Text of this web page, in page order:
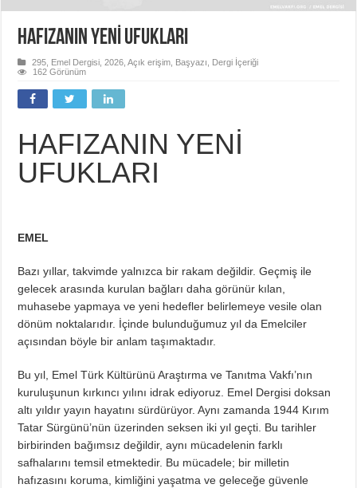
HAFIZANIN YENİ UFUKLARI
295 Emel Dergisi ,2026 ,Açık erişim Başyazı
Dergi İçeriği
162 Görünüm
HAFIZANIN YENİ
UFUKLARI
EMEL
Bazı yıllar, takvimde yalnızca bir rakam değildir. Geçmiş ile
gelecek arasında kurulan bağları daha görünür kılan,
muhasebe yapmaya ve yeni hedefler belirlemeye vesile olan
dönüm noktalarıdır. İçinde bulunduğumuz yıl da Emelciler
açısından böyle bir anlam taşımaktadır.
Bu yıl, Emel Türk Kültürünü Araştırma ve Tanıtma Vakfı’nın
kuruluşunun kırkıncı yılını idrak ediyoruz. Emel Dergisi doksan
altı yıldır yayın hayatını sürdürüyor. Aynı zamanda 1944 Kırım
Tatar Sürgünü’nün üzerinden seksen iki yıl geçti. Bu tarihler
birbirinden bağımsız değildir, aynı mücadelenin farklı
safhalarını temsil etmektedir. Bu mücadele; bir milletin
hafızasını koruma, kimliğini yaşatma ve geleceğe güvenle